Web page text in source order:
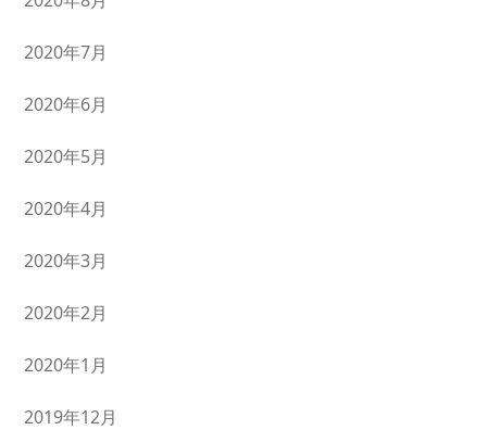
2020年7月
2020年6月
2020年5月
2020年4月
2020年3月
2020年2月
2020年1月
2019年12月